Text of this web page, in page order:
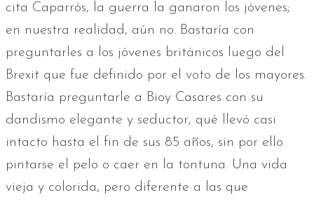
cita Caparrós, la guerra la ganaron los jóvenes;
en nuestra realidad, aún no. Bastaría con
preguntarles a los jóvenes británicos luego del
Brexit que fue definido por el voto de los mayores.
Bastaría preguntarle a Bioy Casares con su
dandismo elegante y seductor, qué llevó casi
intacto hasta el fin de sus 85 años, sin por ello
pintarse el pelo o caer en la tontuna. Una vida
vieja y colorida, pero diferente a las que